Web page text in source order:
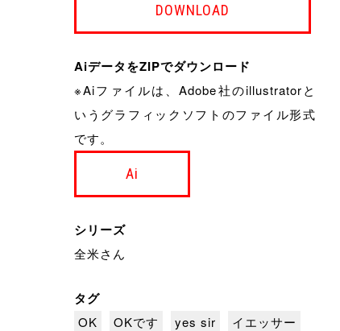
DOWNLOAD
AiデータをZIPでダウンロード
※Aiファイルは、Adobe社のillustratorと
いうグラフィックソフトのファイル形式
です。
Ai
シリーズ
全米さん
タグ
OK OKです yes sir
イエッサー